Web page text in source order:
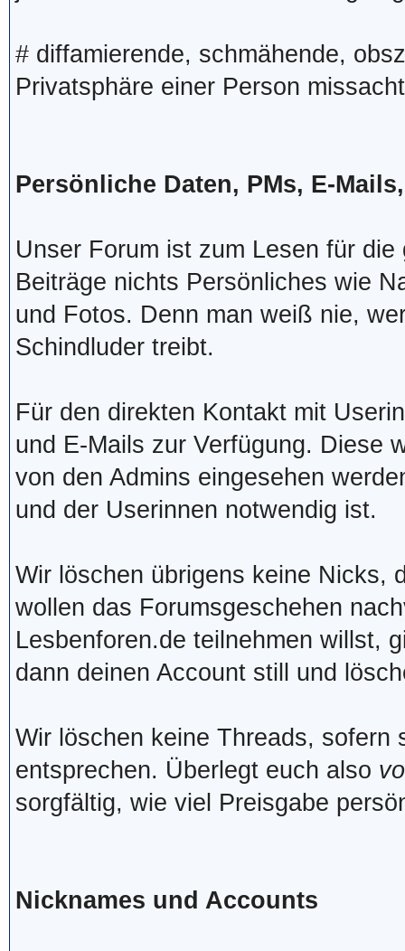
# diffamierende, schmähende,
Privatsphäre einer Person
Persönliche Daten, PMs, E-
Unser Forum ist zum Lesen für
Beiträge nichts Persönliches wie
und Fotos. Denn man weiß nie,
Schindluder treibt.
Für den direkten Kontakt mit
und E-Mails zur Verfügung. Diese
von den Admins eingesehen
und der Userinnen notwendig ist.
Wir löschen übrigens keine Nicks,
wollen das Forumsgeschehen
Lesbenforen.de teilnehmen willst,
dann deinen Account still und
Wir löschen keine Threads, sofern
entsprechen. Überlegt euch also
sorgfältig, wie viel Preisgabe
Nicknames und Accounts